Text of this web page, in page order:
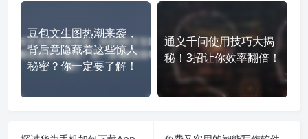
豆包文生图热潮来袭，
背后竟隐藏着这些惊人
秘密？你一定要了解！
通义千问使用技巧大揭
秘！3招让你效率翻倍！